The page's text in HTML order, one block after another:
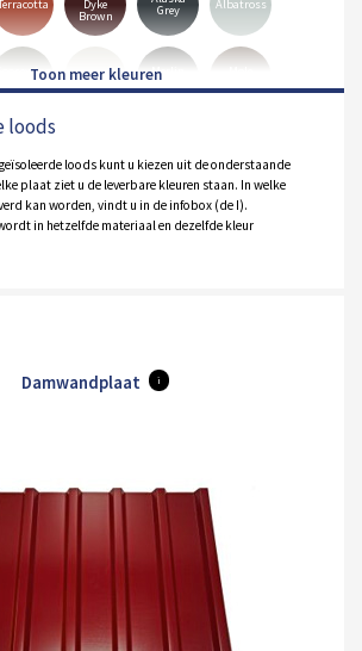
Dyke
Brown Grey Albatross
Goosewing
Grey Hamiet Merlin
Grey
loods
loods kunt u kiezen uit de onderstaande
plaat ziet u de leverbare kleuren staan. In welke
kan worden, vindt u in de infobox (de I).
in hetzelfde materiaal en dezelfde kleur
Damwandplaat i